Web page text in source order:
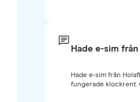
Hade e-sim
Hade e-sim från
fungerade klockrent.